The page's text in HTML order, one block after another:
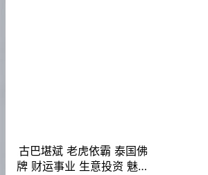
古巴堪斌 老虎依霸 泰国佛
牌 财运事业 生意投资 魅力